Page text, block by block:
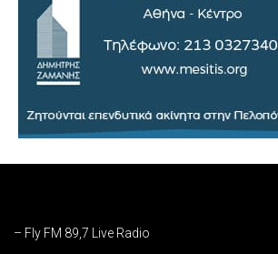
– Fly FM 89,7 Live Radio